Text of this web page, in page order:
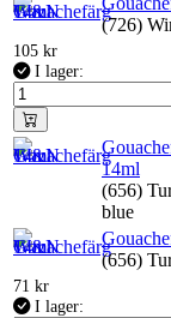
(726)
105 kr
I lager:
14ml
(656)
blue
(656)
71 kr
I lager: